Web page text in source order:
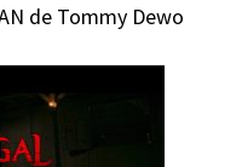
de Tommy Dewo